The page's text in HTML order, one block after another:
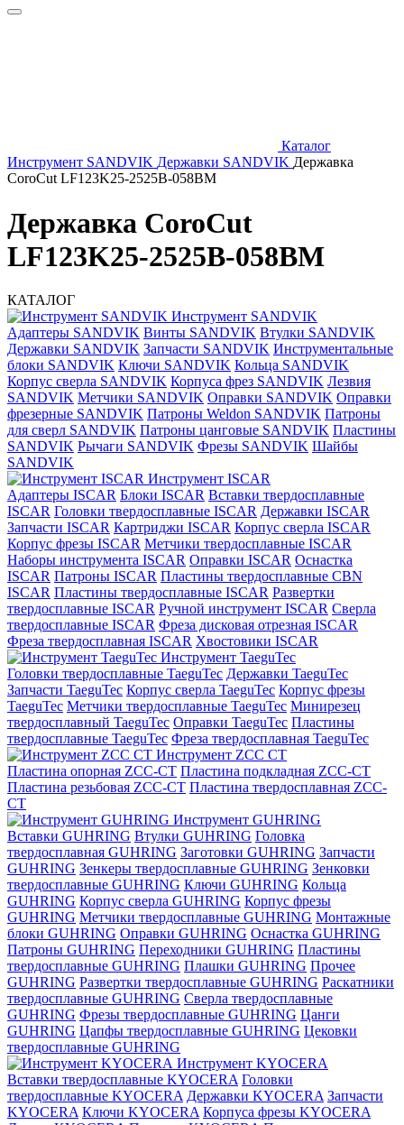
Каталог
Инструмент SANDVIK Державки SANDVIK Державка
CoroCut LF123K25-2525B-058BM
Державка CoroCut
LF123K25-2525B-058BM
КАТАЛОГ
Инструмент SANDVIK
Адаптеры SANDVIK Винты SANDVIK Втулки SANDVIK
Державки SANDVIK Запчасти SANDVIK Инструментальные
блоки SANDVIK Ключи SANDVIK Кольца SANDVIK
Корпус сверла SANDVIK Корпуса фрез SANDVIK Лезвия
SANDVIK Метчики SANDVIK Оправки SANDVIK Оправки
фрезерные SANDVIK Патроны Weldon SANDVIK Патроны
для сверл SANDVIK Патроны цанговые SANDVIK Пластины
SANDVIK Рычаги SANDVIK Фрезы SANDVIK Шайбы
SANDVIK
Инструмент ISCAR
Адаптеры ISCAR Блоки ISCAR Вставки твердосплавные
ISCAR Головки твердосплавные ISCAR Державки ISCAR
Запчасти ISCAR Картриджи ISCAR Корпус сверла ISCAR
Корпус фрезы ISCAR Метчики твердосплавные ISCAR
Наборы инструмента ISCAR Оправки ISCAR Оснастка
ISCAR Патроны ISCAR Пластины твердосплавные CBN
ISCAR Пластины твердосплавные ISCAR Развертки
твердосплавные ISCAR Ручной инструмент ISCAR Сверла
твердосплавные ISCAR Фреза дисковая отрезная ISCAR
Фреза твердосплавная ISCAR Хвостовики ISCAR
Инструмент TaeguTec
Головки твердосплавные TaeguTec Державки TaeguTec
Запчасти TaeguTec Корпус сверла TaeguTec Корпус фрезы
TaeguTec Метчики твердосплавные TaeguTec Минирезец
твердосплавный TaeguTec Оправки TaeguTec Пластины
твердосплавные TaeguTec Фреза твердосплавная TaeguTec
Инструмент ZCС CT
Пластина опорная ZCC-CT Пластина подкладная ZCC-CT
Пластина резьбовая ZCC-CT Пластина твердосплавная ZCC-
CT
Инструмент GUHRING
Вставки GUHRING Втулки GUHRING Головка
твердосплавная GUHRING Заготовки GUHRING Запчасти
GUHRING Зенкеры твердосплавные GUHRING Зенковки
твердосплавные GUHRING Ключи GUHRING Кольца
GUHRING Корпус сверла GUHRING Корпус фрезы
GUHRING Метчики твердосплавные GUHRING Монтажные
блоки GUHRING Оправки GUHRING Оснастка GUHRING
Патроны GUHRING Переходники GUHRING Пластины
твердосплавные GUHRING Плашки GUHRING Прочее
GUHRING Развертки твердосплавные GUHRING Раскатники
твердосплавные GUHRING Сверла твердосплавные
GUHRING Фрезы твердосплавные GUHRING Цанги
GUHRING Цапфы твердосплавные GUHRING Цековки
твердосплавные GUHRING
Инструмент KYOCERA
Вставки твердосплавные KYOCERA Головки
твердосплавные KYOCERA Державки KYOCERA Запчасти
KYOCERA Ключи KYOCERA Корпуса фрезы KYOCERA